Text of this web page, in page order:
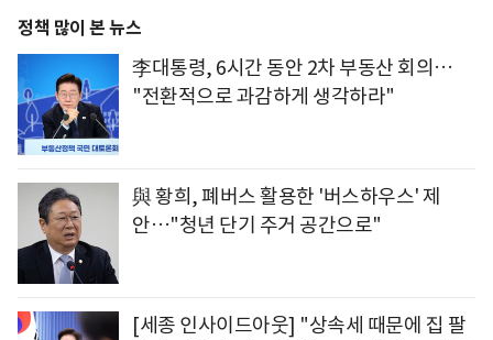
정책 많이 본 뉴스
李대통령, 6시간 동안 2차 부동산 회의…
"전환적으로 과감하게 생각하라"
與 황희, 폐버스 활용한 '버스하우스' 제
안…"청년 단기 주거 공간으로"
[세종 인사이드아웃] "상속세 때문에 집 팔